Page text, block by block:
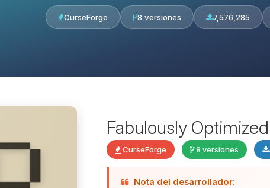
CurseForge 8 versiones 7,576,285
Fabulously Optimized
CurseForge 8 versiones
Nota del desarrollador: